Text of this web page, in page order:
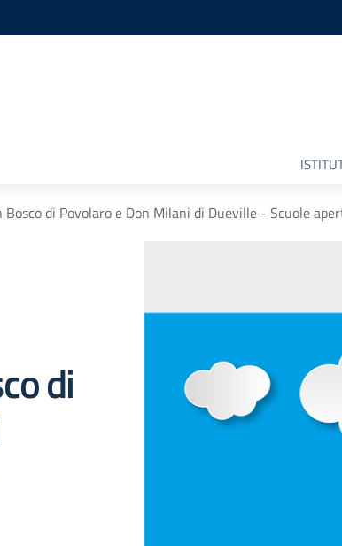
di Povolaro e Don Milani di Dueville - Scuole
di